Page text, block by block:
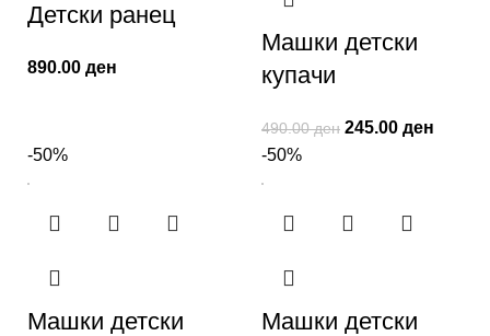
Детски ранец
890.00 ден
Машки детски
купачи
490.00ден 245.00 ден
-50%
Машки детски
-50%
Машки детски